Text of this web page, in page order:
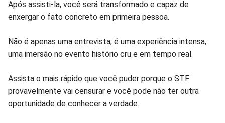
Após assisti-la, você será transformado e capaz de
enxergar o fato concreto em primeira pessoa.
Não é apenas uma entrevista, é uma experiência intensa,
uma imersão no evento histório cru e em tempo real.
Assista o mais rápido que você puder porque o STF
provavelmente vai censurar e você pode não ter outra
oportunidade de conhecer a verdade.